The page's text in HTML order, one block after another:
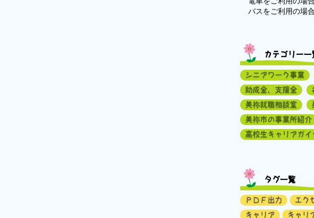
バスをご利用の場
カテゴリー一
シニアワーク事業
助成金、支援金
美祢就職相談室
美祢市の事業所紹介
高校生キャリアガイ
タグ一覧
ＰＤＦ出力 エク
キャリア
キャリ